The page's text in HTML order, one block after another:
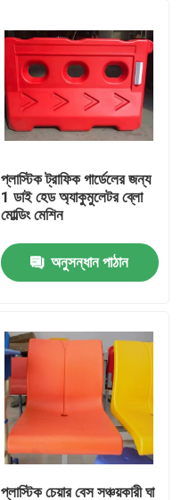
প্লাস্টিক ট্রাফিক গার্ডেলের জন্য
1 ডাই হেড অ্যাকুমুলেটর ব্লো
মোল্ডিং মেশিন
অনুসন্ধান পাঠান
প্লাস্টিক চেয়ার বেস সঞ্চয়কারী ঘা